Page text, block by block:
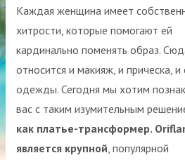
Каждая женщина имеет
хитрости, которые помогают ей
кардинально поменять образ.
относится и макияж, и прическа, и
одежды. Сегодня мы хотим
вас с таким изумительным
как платье-трансформер.
является крупной, популярной